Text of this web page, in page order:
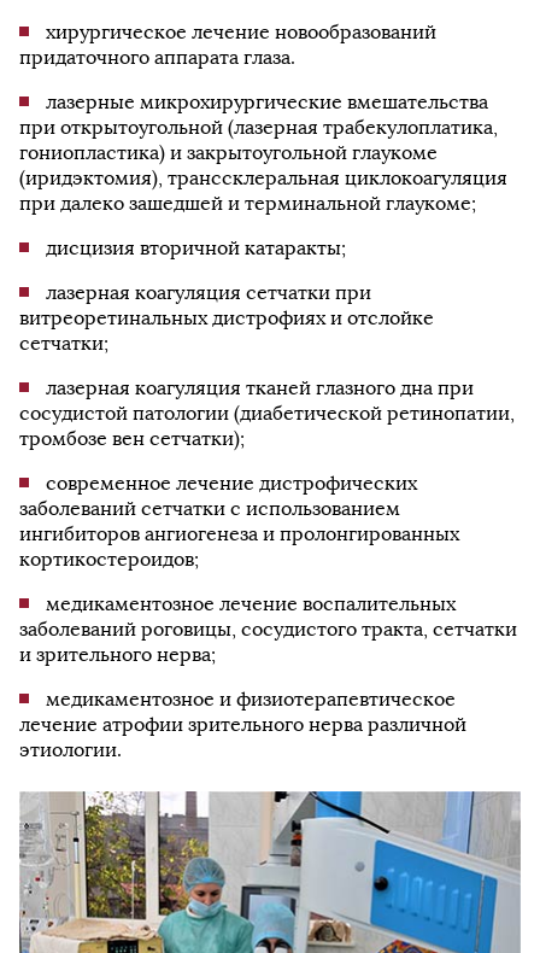
хирургическое лечение новообразований
придаточного аппарата глаза.
лазерные микрохирургические вмешательства
при открытоугольной (лазерная трабекулоплатика,
гониопластика) и закрытоугольной глаукоме
(иридэктомия), транссклеральная циклокоагуляция
при далеко зашедшей и терминальной глаукоме;
дисцизия вторичной катаракты;
лазерная коагуляция сетчатки при
витреоретинальных дистрофиях и отслойке
сетчатки;
лазерная коагуляция тканей глазного дна при
сосудистой патологии (диабетической ретинопатии,
тромбозе вен сетчатки);
современное лечение дистрофических
заболеваний сетчатки с использованием
ингибиторов ангиогенеза и пролонгированных
кортикостероидов;
медикаментозное лечение воспалительных
заболеваний роговицы, сосудистого тракта, сетчатки
и зрительного нерва;
медикаментозное и физиотерапевтическое
лечение атрофии зрительного нерва различной
этиологии.